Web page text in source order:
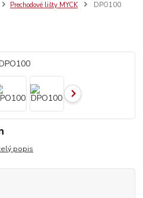
Prechodové lišty MYCK DPO100
popis